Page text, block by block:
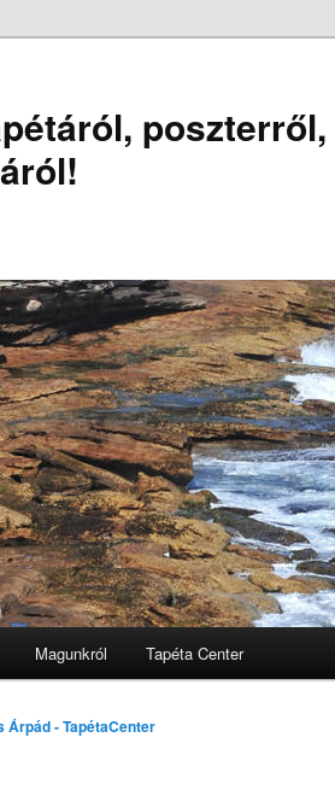
poszterről,
Magunkról Tapéta Center
Árpád - TapétaCenter